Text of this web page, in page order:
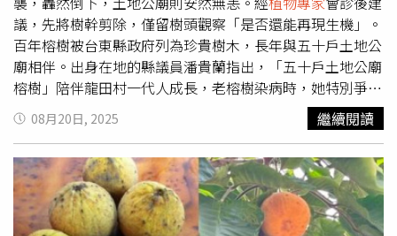
慧」。梁朝偉《你是不會當樹嗎》助銀杏樹完成第一次的
「性體驗」。（圖／海鵬提供）《你是不會當樹嗎》由德
國、法國與匈牙利聯合製作，是柏林金熊獎《夢鹿情謎》名
導伊爾蒂蔻恩伊達（Ildikó Enyedi）的最新作品。劇情以一
棵百年銀杏樹為見證，串起三個時代（1908年、1972年和
2020年）的男女故事，並探討人類與大自然的連結與情
感。蕾雅瑟杜片中在疫情壟罩全球的2020年當下，啟發了
被困在德國馬爾堡大學、由梁朝偉飾演的香港科學家王教
授，讓他與校園中古老銀杏樹建立了「奇妙的連結」。本片
榮獲威尼斯影展國際影評人費比西獎等六項大獎，獲國際媒
議，先將樹幹剪除，僅留樹頭觀察「是否還能再現生機」。
百年榕樹被台東縣政府列為珍貴樹木，長年與五十戶土地公
廟相伴。出身在地的縣議員潘貴蘭指出，「五十戶土地公廟
榕樹」陪伴龍田村一代人成長，老榕樹染病時，她特別爭取
經費請樹醫師診治，「沒想到還是敵不過颱風。」「五十戶
土地公廟榕樹」傾倒壓垮廟宇的鐵皮頂棚，所幸廟體和神像
無損。（圖／中國時報蕭嘉蕙攝）楊柳颱風期間，強風吹斷
高聳的榕樹樹身，不僅壓垮廟宇的鐵皮頂棚，樹枝還勾扯電
線，導致附近住戶停電多日，所幸廟體和神像無損。日前，
台東縣政府農業處會同鹿野鄉長李維順、議員潘貴蘭，以及
08月20日, 2025 繼續閱讀